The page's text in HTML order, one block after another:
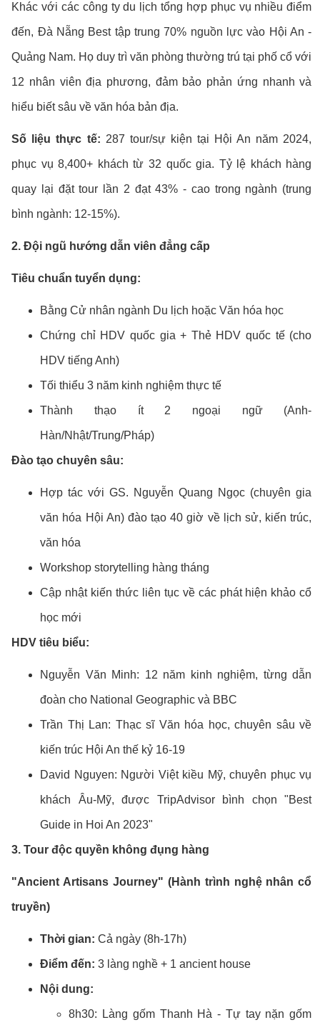
Khác với các công ty du lịch tổng hợp phục vụ nhiều điểm
đến, Đà Nẵng Best tập trung 70% nguồn lực vào Hội An -
Quảng Nam. Họ duy trì văn phòng thường trú tại phố cổ với
12 nhân viên địa phương, đảm bảo phản ứng nhanh và
hiểu biết sâu về văn hóa bản địa.
Số liệu thực tế: 287 tour/sự kiện tại Hội An năm 2024,
phục vụ 8,400+ khách từ 32 quốc gia. Tỷ lệ khách hàng
quay lại đặt tour lần 2 đạt 43% - cao trong ngành (trung
bình ngành: 12-15%).
2. Đội ngũ hướng dẫn viên đẳng cấp
Tiêu chuẩn tuyển dụng:
Bằng Cử nhân ngành Du lịch hoặc Văn hóa học
Chứng chỉ HDV quốc gia + Thẻ HDV quốc tế (cho
HDV tiếng Anh)
Tối thiểu 3 năm kinh nghiệm thực tế
Thành thạo ít 2 ngoại ngữ (Anh-
Hàn/Nhật/Trung/Pháp)
Đào tạo chuyên sâu:
Hợp tác với GS. Nguyễn Quang Ngọc (chuyên gia
văn hóa Hội An) đào tạo 40 giờ về lịch sử, kiến trúc,
văn hóa
Workshop storytelling hàng tháng
Cập nhật kiến thức liên tục về các phát hiện khảo cổ
học mới
HDV tiêu biểu:
Nguyễn Văn Minh: 12 năm kinh nghiệm, từng dẫn
đoàn cho National Geographic và BBC
Trần Thị Lan: Thạc sĩ Văn hóa học, chuyên sâu về
kiến trúc Hội An thế kỷ 16-19
David Nguyen: Người Việt kiều Mỹ, chuyên phục vụ
khách Âu-Mỹ, được TripAdvisor bình chọn "Best
Guide in Hoi An 2023"
3. Tour độc quyền không đụng hàng
"Ancient Artisans Journey" (Hành trình nghệ nhân cổ
truyền)
Thời gian: Cả ngày (8h-17h)
Điểm đến: 3 làng nghề + 1 ancient house
Nội dung:
8h30: Làng gốm Thanh Hà - Tự tay nặn gốm